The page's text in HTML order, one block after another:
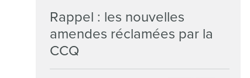
Rappel : les nouvelles
amendes réclamées par la
CCQ